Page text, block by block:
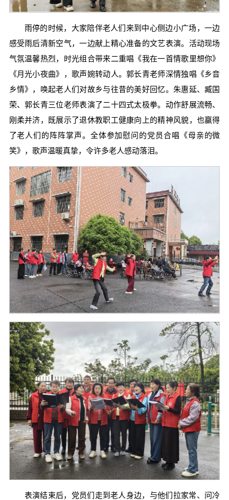
雨停的时候，大家陪伴老人们来到中心侧边小广场，一边
感受雨后清新空气，一边献上精心准备的文艺表演。活动现场
气氛温馨热烈，时光组合带来二重唱《我在一首情歌里想你》
《月光小夜曲》，歌声婉转动人。郭长青老师深情独唱《乡音
乡情》，唤起老人们对故乡与往昔的美好回忆。朱惠延、臧国
荣、郭长青三位老师表演了二十四式太极拳。动作舒展流畅、
刚柔并济，既展示了退休教职工健康向上的精神风貌，也赢得
了老人们的阵阵掌声。全体参加慰问的党员合唱《母亲的微
笑》，歌声温暖真挚，令许多老人感动落泪。
表演结束后，党员们走到老人身边，与他们拉家常、问冷